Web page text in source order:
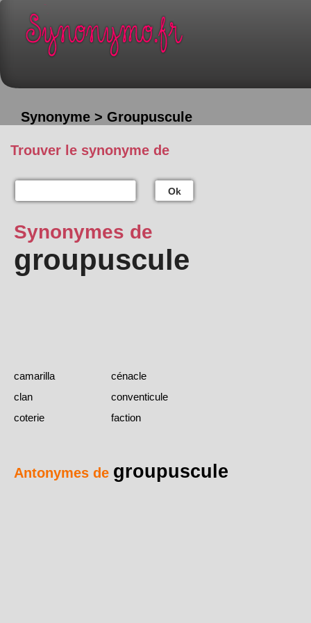
Synonyme > Groupuscule
Trouver le synonyme de
Ok
Synonymes de
groupuscule
camarilla
cénacle
clan
conventicule
coterie
faction
Antonymes de groupuscule